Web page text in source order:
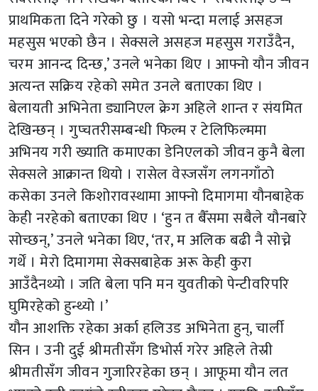
प्राथमिकता दिने गरेको छु । यसो भन्दा मलाई असहज
महसुस भएको छैन । सेक्सले असहज महसुस गराउँदैन,
चरम आनन्द दिन्छ,’ उनले भनेका थिए । आफ्नो यौन जीवन
अत्यन्त सक्रिय रहेको समेत उनले बताएका थिए ।
बेलायती अभिनेता ड्यानिएल क्रेग अहिले शान्त र संयमित
देखिन्छन् । गुप्चतरीसम्बन्धी फिल्म र टेलिफिल्ममा
अभिनय गरी ख्याति कमाएका डेनिएलको जीवन कुनै बेला
सेक्सले आक्रान्त थियो । रासेल वेस्जसँग लगनगाँठो
कसेका उनले किशोरावस्थामा आफ्नो दिमागमा यौनबाहेक
केही नरहेको बताएका थिए । ‘हुन त बैँसमा सबैले यौनबारे
सोच्छन्,’ उनले भनेका थिए, ‘तर, म अलिक बढी नै सोच्ने
गर्थें । मेरो दिमागमा सेक्सबाहेक अरू केही कुरा
आउँदैनथ्यो । जति बेला पनि मन युवतीको पेन्टीवरिपरि
घुमिरहेको हुन्थ्यो ।’
यौन आशक्ति रहेका अर्का हलिउड अभिनेता हुन्, चार्ली
सिन । उनी दुई श्रीमतीसँग डिभोर्स गरेर अहिले तेस्री
श्रीमतीसँग जीवन गुजारिरहेका छन् । आफूमा यौन लत